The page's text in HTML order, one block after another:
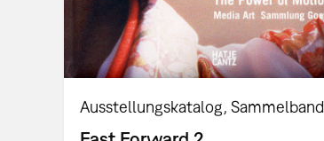
Ausstellungskatalog Sammelband